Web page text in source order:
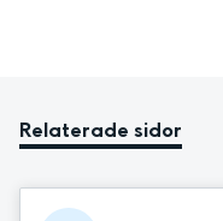
Relaterade sidor